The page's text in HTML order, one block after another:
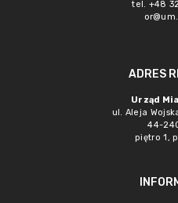
tel. +48
ADRES
Urząd
ul. Aleja
44-
piętro 1,